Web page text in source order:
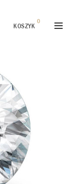
KOSZYK
0